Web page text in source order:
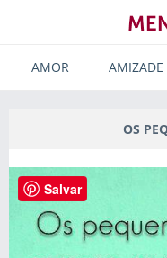
AMOR AMIZADE
OS
Salvar